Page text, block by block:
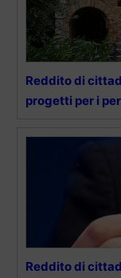
Reddito di
progetti per i
Reddito di